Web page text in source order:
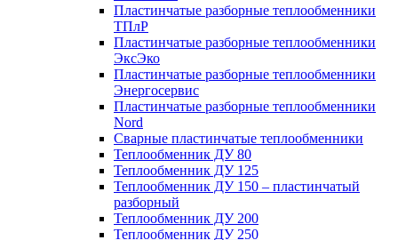
Пластинчатые разборные теплообменники
ТПлР
Пластинчатые разборные теплообменники
ЭксЭко
Пластинчатые разборные теплообменники
Энергосервис
Пластинчатые разборные теплообменники
Nord
Сварные пластинчатые теплообменники
Теплообменник ДУ 80
Теплообменник ДУ 125
Теплообменник ДУ 150 – пластинчатый
разборный
Теплообменник ДУ 200
Теплообменник ДУ 250